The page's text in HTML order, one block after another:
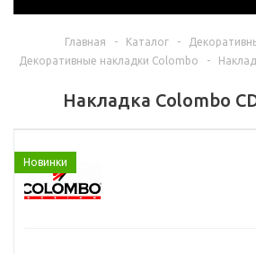
Главная - Каталог -
Декоративные накладки Colombo
-
Накладка Colombo
Новинки